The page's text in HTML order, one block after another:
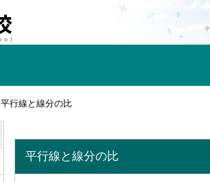
平行線と線分の比
平行線と線分の比